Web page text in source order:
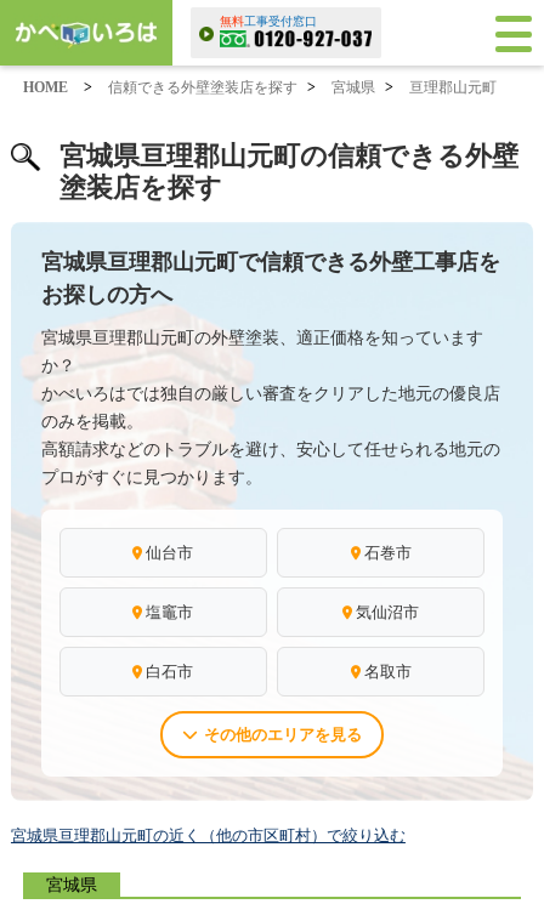
無料工事受付窓口
HOME > 信頼できる外壁塗装店を探す > 宮城県 > 亘理郡山元町
宮城県亘理郡山元町の信頼できる外壁
塗装店を探す
宮城県亘理郡山元町で信頼できる外壁工事店を
お探しの方へ
宮城県亘理郡山元町の外壁塗装、適正価格を知っています
か？
かべいろはでは独自の厳しい審査をクリアした地元の優良店
のみを掲載。
高額請求などのトラブルを避け、安心して任せられる地元の
プロがすぐに見つかります。
仙台市 石巻市
塩竈市 気仙沼市
白石市 名取市
その他のエリアを見る
宮城県亘理郡山元町の近く（他の市区町村）で絞り込む
宮城県